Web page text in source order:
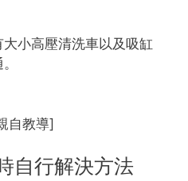
小高壓清洗車以及吸缸
自教導]
自行解決方法